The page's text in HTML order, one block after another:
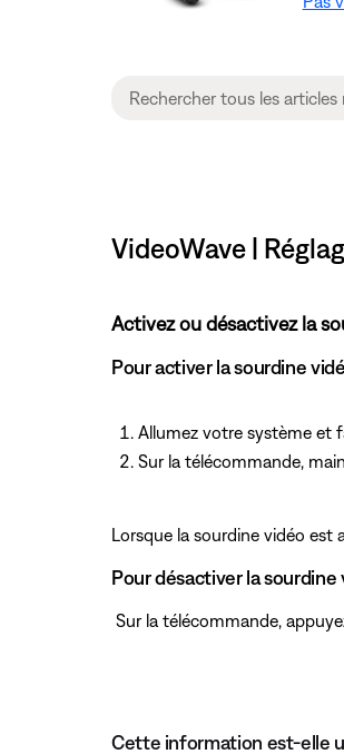
VideoWave |
Activez ou désactivez la
Pour activer la sourdine
Allumez votre système et
Sur la télécommande,
Lorsque la sourdine vidéo est
Pour désactiver la sourdine
Sur la télécommande,
Cette information est-elle